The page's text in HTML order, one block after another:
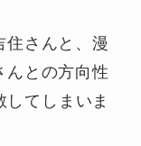
住さんと、漫
んとの方向性
てしまいま